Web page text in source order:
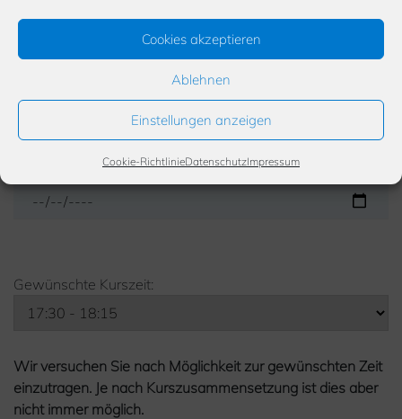
Cookies akzeptieren
Ablehnen
Einstellungen anzeigen
Cookie-RichtlinieDatenschutzImpressum
Nachname*
Geburtsdatum*
Gewünschte Kurszeit:
Wir versuchen Sie nach Möglichkeit zur gewünschten Zeit
einzutragen. Je nach Kurszusammensetzung ist dies aber
nicht immer möglich.